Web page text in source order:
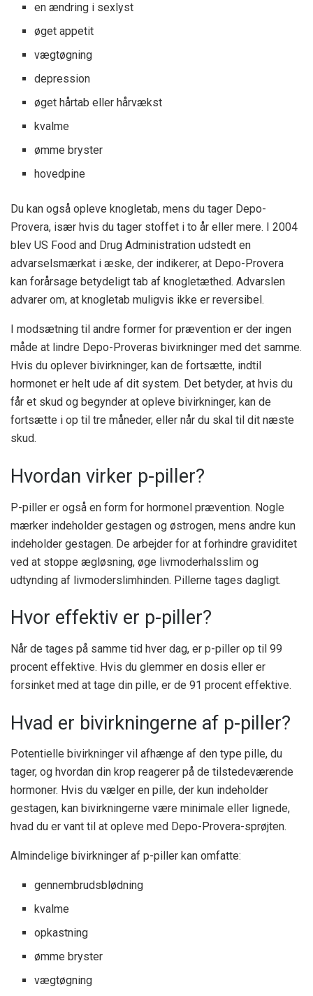
en ændring i sexlyst
øget appetit
vægtøgning
depression
øget hårtab eller hårvækst
kvalme
ømme bryster
hovedpine
Du kan også opleve knogletab, mens du tager Depo-
Provera, især hvis du tager stoffet i to år eller mere. I 2004
blev US Food and Drug Administration udstedt en
advarselsmærkat i æske, der indikerer, at Depo-Provera
kan forårsage betydeligt tab af knogletæthed. Advarslen
advarer om, at knogletab muligvis ikke er reversibel.
I modsætning til andre former for prævention er der ingen
måde at lindre Depo-Proveras bivirkninger med det samme.
Hvis du oplever bivirkninger, kan de fortsætte, indtil
hormonet er helt ude af dit system. Det betyder, at hvis du
får et skud og begynder at opleve bivirkninger, kan de
fortsætte i op til tre måneder, eller når du skal til dit næste
skud.
Hvordan virker p-piller?
P-piller er også en form for hormonel prævention. Nogle
mærker indeholder gestagen og østrogen, mens andre kun
indeholder gestagen. De arbejder for at forhindre graviditet
ved at stoppe ægløsning, øge livmoderhalsslim og
udtynding af livmoderslimhinden. Pillerne tages dagligt.
Hvor effektiv er p-piller?
Når de tages på samme tid hver dag, er p-piller op til 99
procent effektive. Hvis du glemmer en dosis eller er
forsinket med at tage din pille, er de 91 procent effektive.
Hvad er bivirkningerne af p-piller?
Potentielle bivirkninger vil afhænge af den type pille, du
tager, og hvordan din krop reagerer på de tilstedeværende
hormoner. Hvis du vælger en pille, der kun indeholder
gestagen, kan bivirkningerne være minimale eller lignede,
hvad du er vant til at opleve med Depo-Provera-sprøjten.
Almindelige bivirkninger af p-piller kan omfatte:
gennembrudsblødning
kvalme
opkastning
ømme bryster
vægtøgning